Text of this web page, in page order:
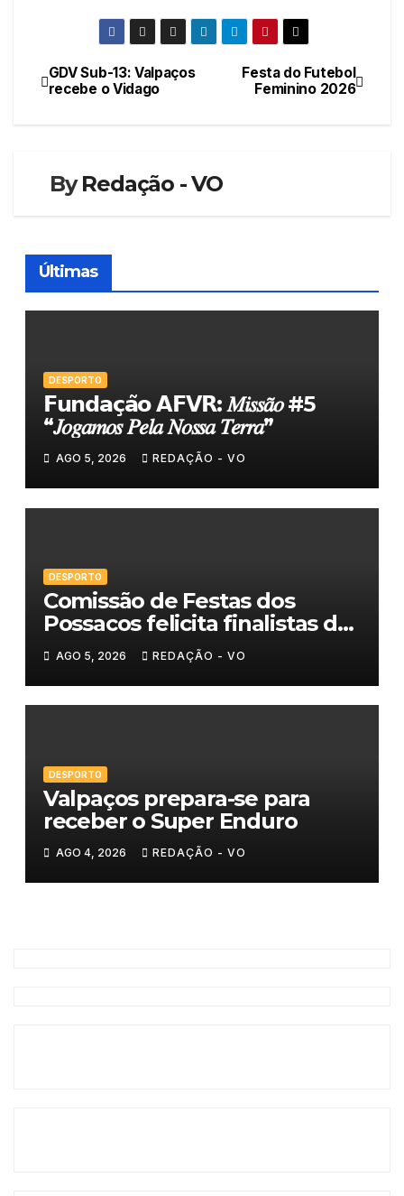
Navegação
Festa do Futebol
Feminino 2026
GDV Sub-13: Valpaços
recebe o Vidago
ByRedação - VO
Últimas
DESPORTO
𝗙𝘂𝗻𝗱𝗮𝗰̧𝗮̃𝗼 𝗔𝗙𝗩𝗥: 𝑀𝑖𝑠𝑠𝑎̃𝑜 #5
“𝐽𝑜𝑔𝑎𝑚𝑜𝑠 𝑃𝑒𝑙𝑎 𝑁𝑜𝑠𝑠𝑎 𝑇𝑒𝑟𝑟𝑎”
AGO 5, 2026 REDAÇÃO - VO
DESPORTO
Comissão de Festas dos
Possacos felicita finalistas do
Torneio de Sueca
AGO 5, 2026 REDAÇÃO - VO
DESPORTO
Valpaços prepara-se para
receber o Super Enduro
AGO 4, 2026 REDAÇÃO - VO